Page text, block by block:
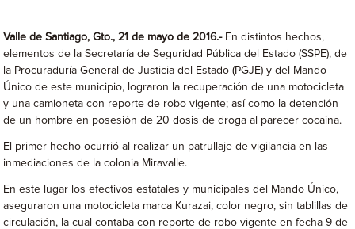
Valle de Santiago, Gto., 21 de mayo de 2016.-En distintos hechos,
elementos de la Secretaría de Seguridad Pública del Estado (SSPE), de
la Procuraduría General de Justicia del Estado (PGJE) y del Mando
Único de este municipio, lograron la recuperación de una motocicleta
y una camioneta con reporte de robo vigente; así como la detención
de un hombre en posesión de 20 dosis de droga al parecer cocaína.
El primer hecho ocurrió al realizar un patrullaje de vigilancia en las
inmediaciones de la colonia Miravalle.
En este lugar los efectivos estatales y municipales del Mando Único,
aseguraron una motocicleta marca Kurazai, color negro, sin tablillas de
circulación, la cual contaba con reporte de robo vigente en fecha 9 de